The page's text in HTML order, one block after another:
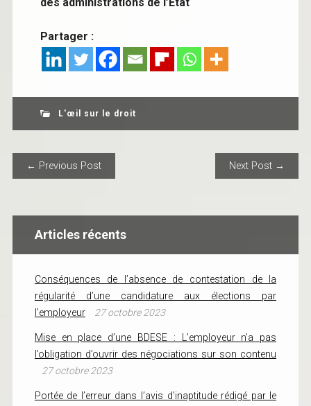
Partager :
L'œil sur le droit
POST NAVIGATION
← Previous Post Next Post →
Articles récents
Conséquences de l’absence de contestation de la
régularité d’une candidature aux élections par
l’employeur
27 octobre 2023
Mise en place d’une BDESE : L’employeur n’a pas
l’obligation d’ouvrir des négociations sur son contenu
27 octobre 2023
Portée de l’erreur dans l’avis d’inaptitude rédigé par le